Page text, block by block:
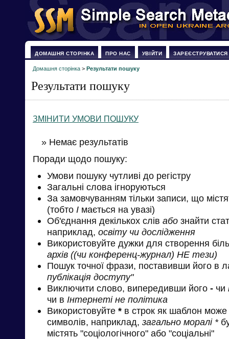
ДОМАШНЯ СТОРІНКА ПРО НАС УВІЙТИ ЗАРЕЄСТРУВАТИСЯ
Домашня сторінка > Результати пошуку
Результати пошуку
ЗМІНИТИ УМОВИ ПОШУКУ
» Немає результатів
Поради щодо пошуку:
Умови пошуку чутливі до регістру
Загальні слова ігноруються
За замовчуванням тільки записи, що
(тобто І мається на увазі)
Об'єднання декількох слів або знайти
наприклад, освіту чи дослідження
Використовуйте дужки для створення
архів ((чи конференц-журнал) НЕ тези)
Пошук точної фрази, поставивши його в
публікація доступу"
Виключити слово, випередивши його - чи
чи в Інтернеті не політика
Використовуйте * в строк як шаблон може
символів, наприклад, загально моралі *
містять "соціологічного" або "соціальні"